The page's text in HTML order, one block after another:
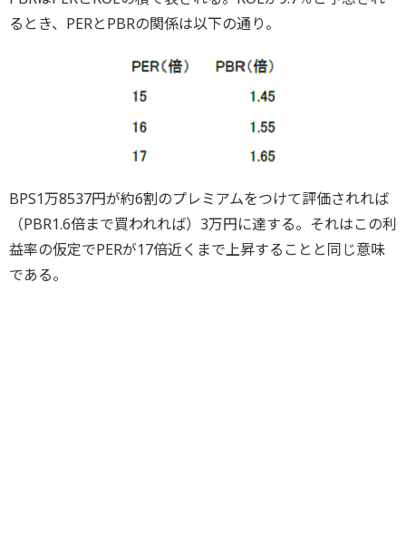
るとき、PERとPBRの関係は以下の通り。
BPS1万8537円が約6割のプレミアムをつけて評価されれば
（PBR1.6倍まで買われれば）3万円に達する。それはこの利
益率の仮定でPERが17倍近くまで上昇することと同じ意味
である。